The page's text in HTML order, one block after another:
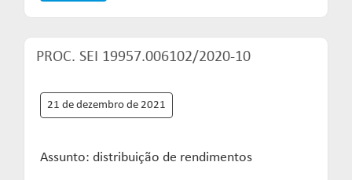
PROC. SEI 19957.006102/2020-10
21 de dezembro de 2021
Assunto: distribuição de rendimentos